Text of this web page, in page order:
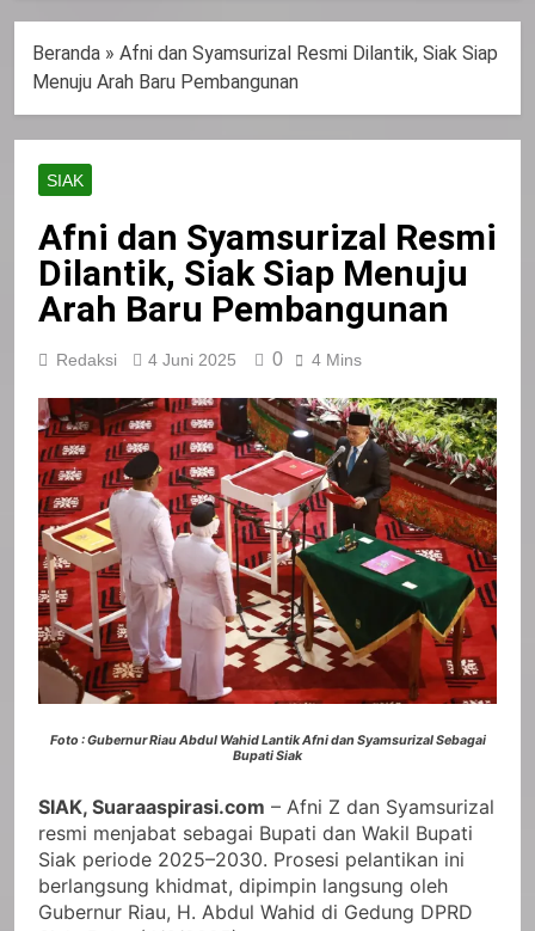
Beranda » Afni dan Syamsurizal Resmi Dilantik, Siak Siap
Menuju Arah Baru Pembangunan
SIAK
Afni dan Syamsurizal Resmi
Dilantik, Siak Siap Menuju
Arah Baru Pembangunan
Redaksi 4 Juni 2025 0 4 Mins
Foto : Gubernur Riau Abdul Wahid Lantik Afni dan Syamsurizal Sebagai
Bupati Siak
SIAK, Suaraaspirasi.com – Afni Z dan Syamsurizal
resmi menjabat sebagai Bupati dan Wakil Bupati
Siak periode 2025–2030. Prosesi pelantikan ini
berlangsung khidmat, dipimpin langsung oleh
Gubernur Riau, H. Abdul Wahid di Gedung DPRD